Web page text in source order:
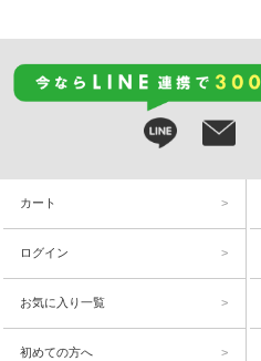
カート
ログイン
お気に入り一覧
初めての方へ